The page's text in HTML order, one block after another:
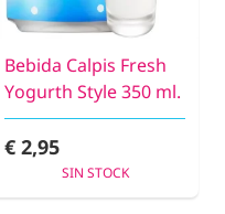
Bebida Calpis Fresh
Yogurth Style 350 ml.
€ 2,95
SIN STOCK